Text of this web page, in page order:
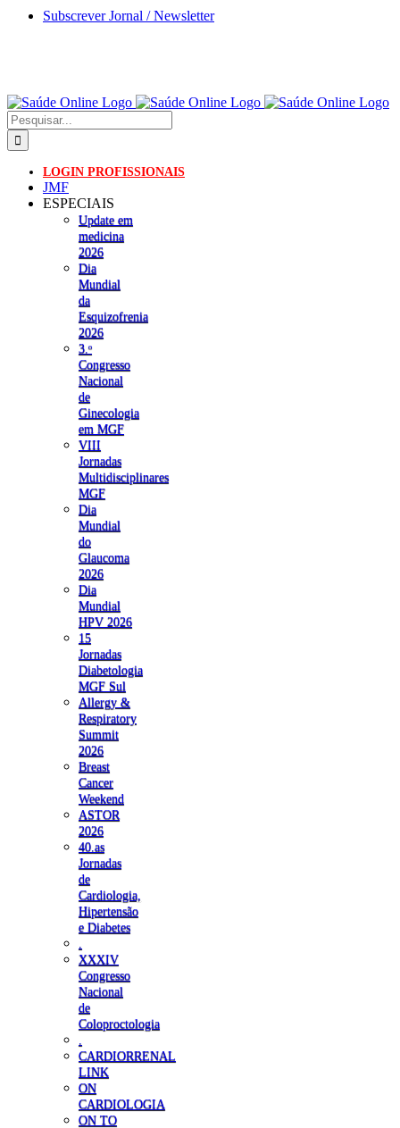
Skip
Subscrever Jornal / Newsletter
Pesquisar
LOGIN PROFISSIONAIS
JMF
ESPECIAIS
Update em
medicina
2026
Dia
Mundial
da
Esquizofrenia
2026
3.ᵒ
Congresso
Nacional
de
Ginecologia
em MGF
VIII
Jornadas
Multidisciplinares
MGF
Dia
Mundial
do
Glaucoma
2026
Dia
Mundial
HPV 2026
15
Jornadas
Diabetologia
MGF Sul
Allergy &
Respiratory
Summit
2026
Breast
Cancer
Weekend
ASTOR
2026
40.as
Jornadas
de
Cardiologia,
Hipertensão
e Diabetes
XXXIV
Congresso
Nacional
de
Coloproctologia
CARDIORRENAL
LINK
ON
CARDIOLOGIA
ON TO